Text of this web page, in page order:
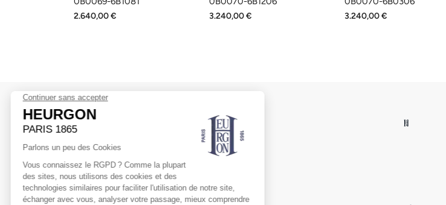
2.640,00 € 3.240,00 € 3.240,00 €